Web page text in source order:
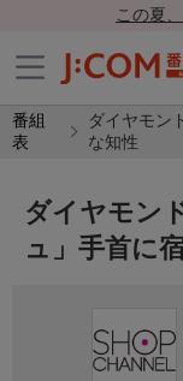
この夏
番組
表
ダイヤモン
な知性
ダイヤモン
ュ」手首に